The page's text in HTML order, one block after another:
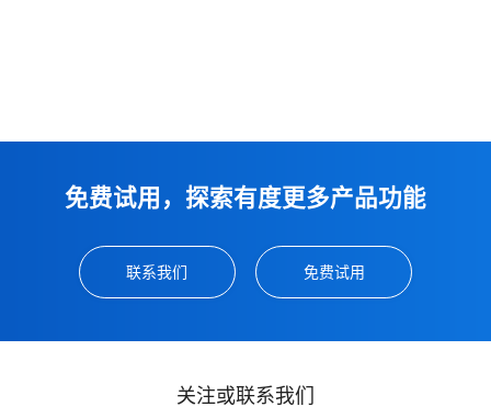
免费试用，探索有度更多产品功能
联系我们 免费试用
关注或联系我们